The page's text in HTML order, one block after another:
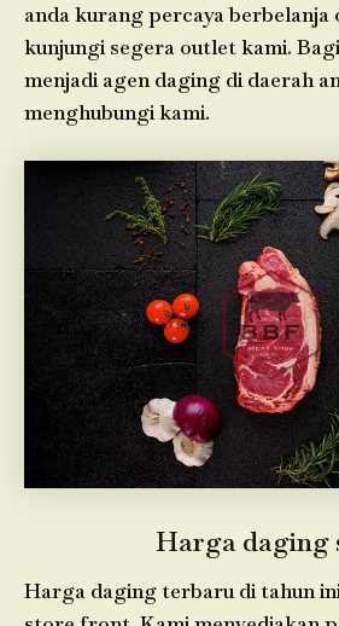
anda kurang percaya berbelanja
kunjungi segera outlet kami.
menjadi agen daging di daerah
menghubungi kami.
Harga daging
Harga daging terbaru di tahun